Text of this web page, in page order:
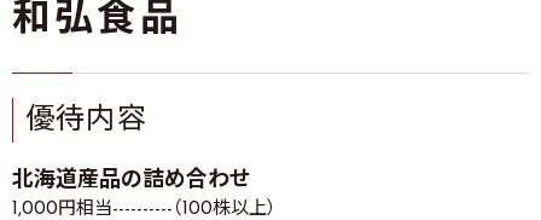
和弘食品
優待内容
北海道産品の詰め合わせ
1,000円相当----------（100株以上）